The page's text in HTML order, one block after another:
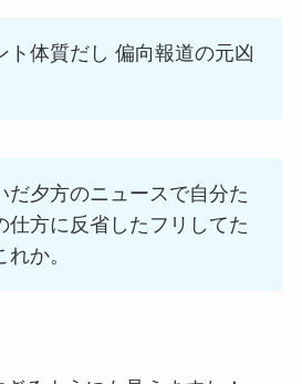
ト体質だし 偏向報道の元凶
だ夕方のニュースで自分た
仕方に反省したフリしてた
か。